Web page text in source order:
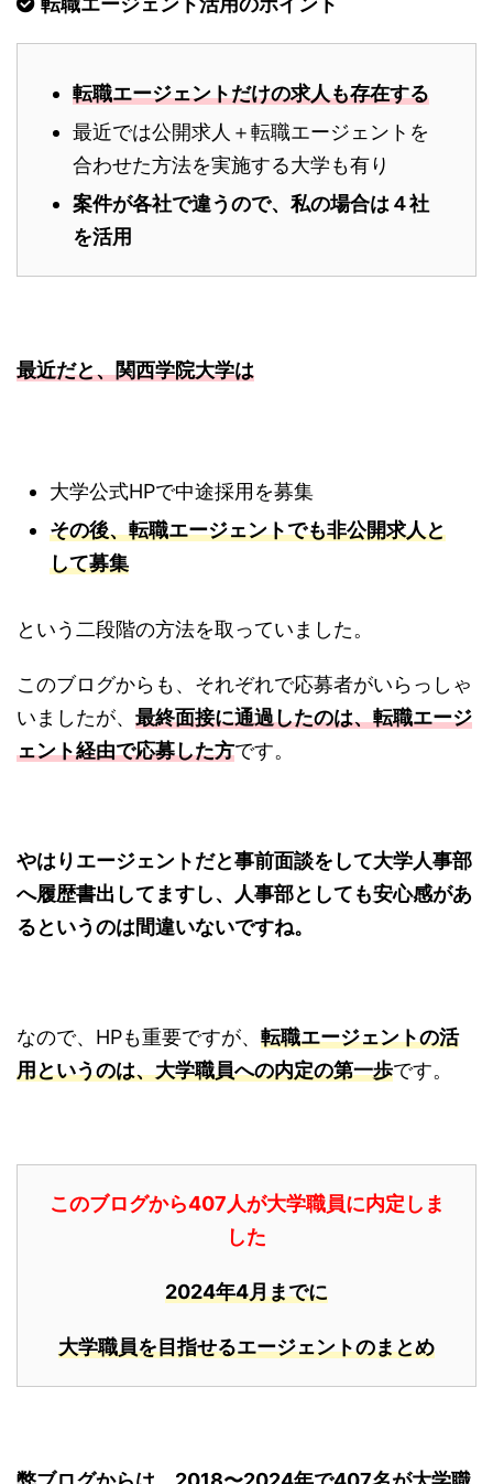
転職エージェントだけの求人も存在する
最近では公開求人＋転職エージェントを
合わせた方法を実施する大学も有り
案件が各社で違うので、私の場合は４社
を活用
最近だと、関西学院大学は
大学公式HPで中途採用を募集
その後、転職エージェントでも非公開求人と
して募集
という二段階の方法を取っていました。
このブログからも、それぞれで応募者がいらっしゃ
いましたが、 最終面接に通過したのは、転職エージ
ェント経由で応募した方です。
やはりエージェントだと事前面談をして大学人事部
へ履歴書出してますし、人事部としても安心感があ
るというのは間違いないですね。
なので、HPも重要ですが、 転職エージェントの活
用というのは、大学職員への内定の第一歩です。
このブログから407人が大学職員に内定しま
した
2024年4月までに
大学職員を目指せるエージェントのまとめ